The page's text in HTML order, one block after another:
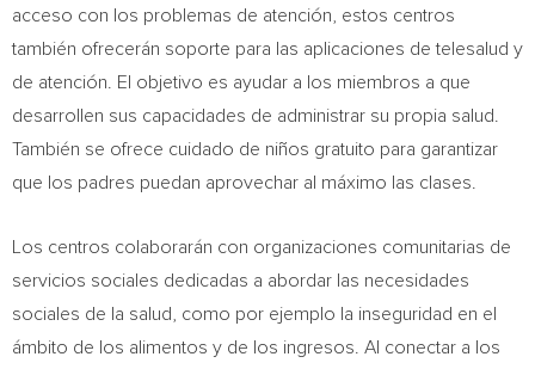
acceso con los problemas de atención, estos centros
también ofrecerán soporte para las aplicaciones de telesalud y
de atención. El objetivo es ayudar a los miembros a que
desarrollen sus capacidades de administrar su propia salud.
También se ofrece cuidado de niños gratuito para garantizar
que los padres puedan aprovechar al máximo las clases.
Los centros colaborarán con organizaciones comunitarias de
servicios sociales dedicadas a abordar las necesidades
sociales de la salud, como por ejemplo la inseguridad en el
ámbito de los alimentos y de los ingresos. Al conectar a los